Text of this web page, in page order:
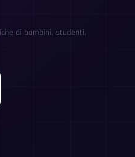
di bambini, studenti,